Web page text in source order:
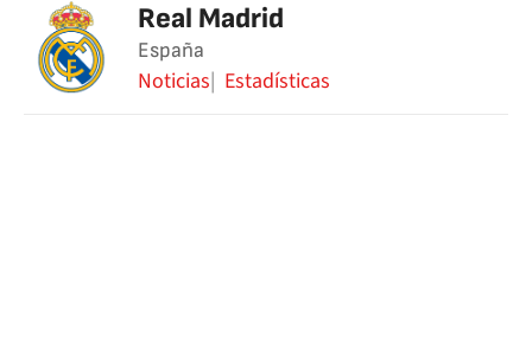
Real Madrid
España
Noticias Estadísticas